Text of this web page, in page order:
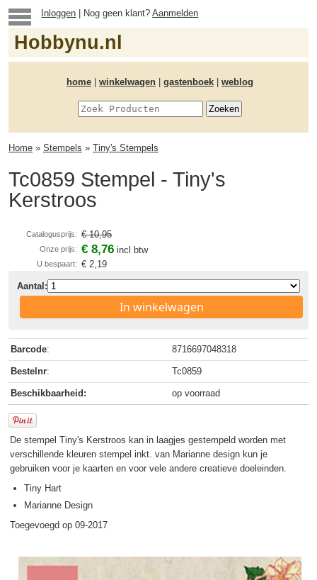
Inloggen | Nog geen klant?Aanmelden
Hobbynu.nl
home winkelwagen gastenboek weblog
Home » Stempels » Tiny's Stempels
Tc0859 Stempel - Tiny's
Kerstroos
Catalogusprijs: € 10,95
Onze prijs: € 8,76 incl btw
U bespaart: € 2,19
Aantal:
In winkelwagen
Barcode: 8716697048318
Bestelnr: Tc0859
Beschikbaarheid: op voorraad
De stempel Tiny's Kerstroos kan in laagjes gestempeld worden met
verschillende kleuren stempel inkt. van Marianne design kun je
gebruiken voor je kaarten en voor vele andere creatieve doeleinden.
Tiny Hart
Marianne Design
Toegevoegd op 09-2017